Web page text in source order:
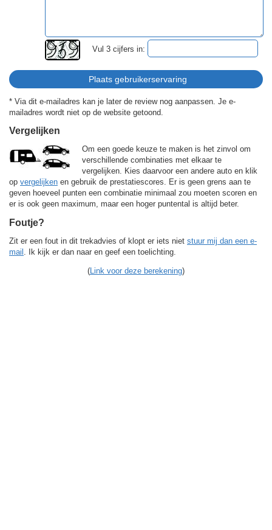
Vul 3 cijfers in:
* Via dit e-mailadres kan je later de review nog aanpassen. Je e-
mailadres wordt niet op de website getoond.
Vergelijken
Om een goede keuze te maken is het zinvol om
verschillende combinaties met elkaar te
vergelijken. Kies daarvoor een andere auto en klik
op vergelijken en gebruik de prestatiescores. Er is geen grens aan te
geven hoeveel punten een combinatie minimaal zou moeten scoren en
er is ook geen maximum, maar een hoger puntental is altijd beter.
Foutje?
Zit er een fout in dit trekadvies of klopt er iets niet stuur mij dan een e-
mail
. Ik kijk er dan naar en geef een toelichting.
( Link voor deze berekening)